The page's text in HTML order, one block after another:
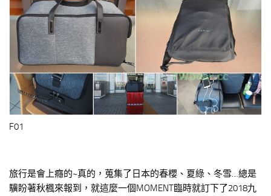
F01
旅行是會上癮的~真的，蒐集了日本的春櫻、夏綠、冬雪…總是
驥盼著秋楓來報到，就這麼一個MOMENT臨時就訂下了2018九